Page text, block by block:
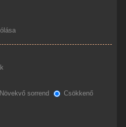
Növekvő sorrend
Csökkenő